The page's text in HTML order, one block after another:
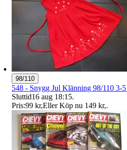
98/110
548 - Snygg Jul Klänning 98/110
Sluttid16 aug 18:15.
Pris:99 kr,Eller Köp nu 149 kr,.